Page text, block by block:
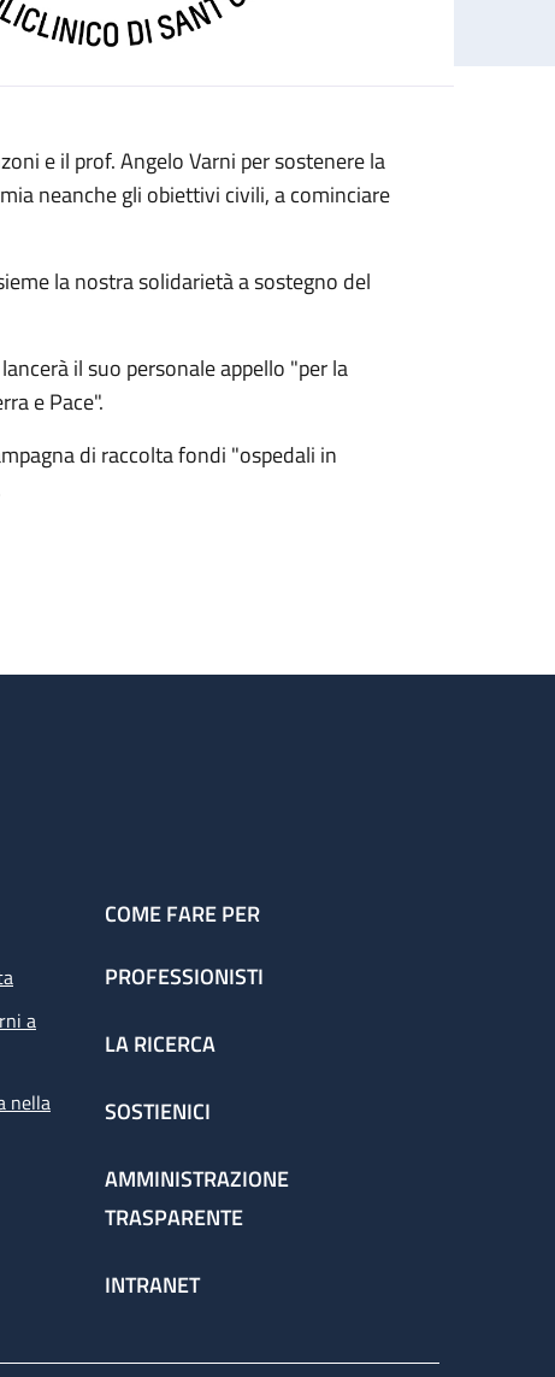
e il prof. Angelo Varni per sostenere la
neanche gli obiettivi civili, a cominciare
la nostra solidarietà a sostegno del
il suo personale appello "per la
e Pace".
di raccolta fondi "ospedali in
a
nella
COME FARE PER
PROFESSIONISTI
LA RICERCA
SOSTIENICI
AMMINISTRAZIONE
TRASPARENTE
INTRANET